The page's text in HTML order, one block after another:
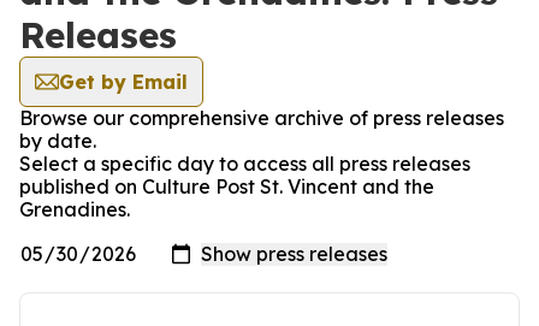
Releases
Get by Email
Browse our comprehensive archive of press releases
by date.
Select a specific day to access all press releases
published on Culture Post St. Vincent and the
Grenadines.